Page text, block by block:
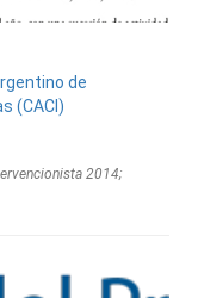
de
(CACI)
2014;